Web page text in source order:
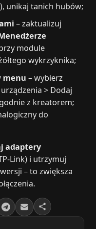
unikaj tanich hubów;
– zaktualizuj
module
wykrzyknika;
menu – wybierz
> Dodaj
z kreatorem;
do
adaptery
Link) i utrzymuj
– to zwiększa